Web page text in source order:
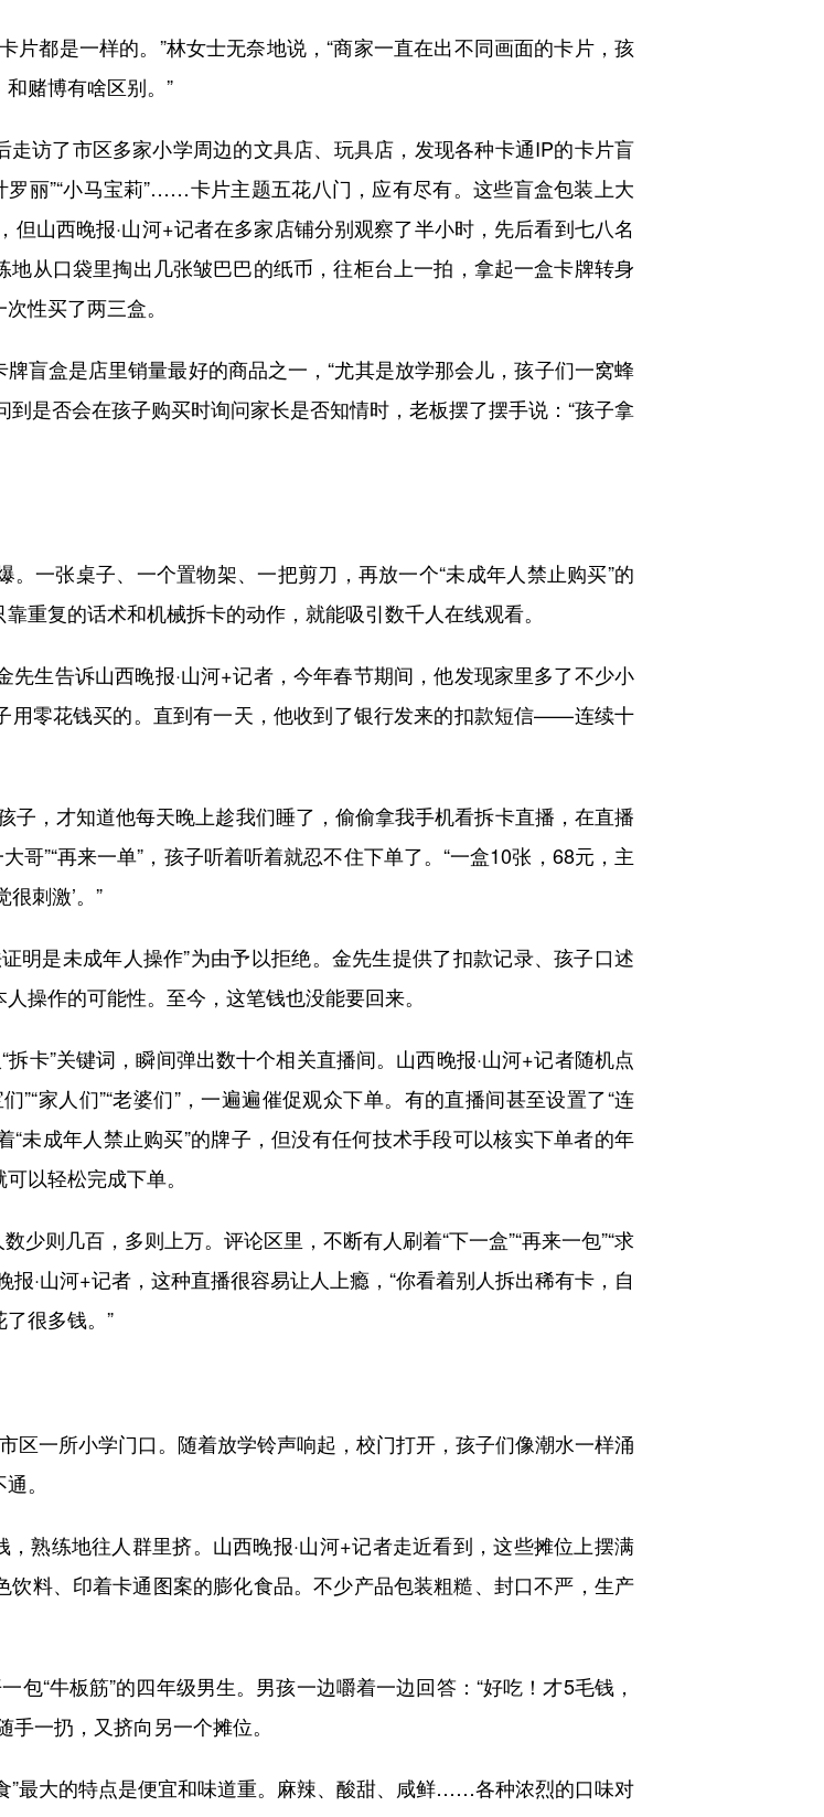
都是一样的。”林女士无奈地说，“商家一直在出不同画面的卡片，孩
赌博有啥区别。”
访了市区多家小学周边的文具店、玩具店，发现各种卡通IP的卡片盲
罗丽”“小马宝莉”……卡片主题五花八门，应有尽有。这些盲盒包装上大
但山西晚报·山河+记者在多家店铺分别观察了半小时，先后看到七八名
从口袋里掏出几张皱巴巴的纸币，往柜台上一拍，拿起一盒卡牌转身
性买了两三盒。
盒是店里销量最好的商品之一，“尤其是放学那会儿，孩子们一窝蜂
是否会在孩子购买时询问家长是否知情时，老板摆了摆手说：“孩子拿
一张桌子、一个置物架、一把剪刀，再放一个“未成年人禁止购买”的
重复的话术和机械拆卡的动作，就能吸引数千人在线观看。
生告诉山西晚报·山河+记者，今年春节期间，他发现家里多了不少小
用零花钱买的。直到有一天，他收到了银行发来的扣款短信——连续十
，才知道他每天晚上趁我们睡了，偷偷拿我手机看拆卡直播，在直播
哥”“再来一单”，孩子听着听着就忍不住下单了。“一盒10张，68元，主
刺激’。”
是未成年人操作”为由予以拒绝。金先生提供了扣款记录、孩子口述
操作的可能性。至今，这笔钱也没能要回来。
”关键词，瞬间弹出数十个相关直播间。山西晚报·山河+记者随机点
家人们”“老婆们”，一遍遍催促观众下单。有的直播间甚至设置了“连
“未成年人禁止购买”的牌子，但没有任何技术手段可以核实下单者的年
以轻松完成下单。
则几百，多则上万。评论区里，不断有人刷着“下一盒”“再来一包”“求
·山河+记者，这种直播很容易让人上瘾，“你看着别人拆出稀有卡，自
很多钱。”
一所小学门口。随着放学铃声响起，校门打开，孩子们像潮水一样涌
。
熟练地往人群里挤。山西晚报·山河+记者走近看到，这些摊位上摆满
料、印着卡通图案的膨化食品。不少产品包装粗糙、封口不严，生产
“牛板筋”的四年级男生。男孩一边嚼着一边回答：“好吃！才5毛钱，
一扔，又挤向另一个摊位。
最大的特点是便宜和味道重。麻辣、酸甜、咸鲜……各种浓烈的口味对